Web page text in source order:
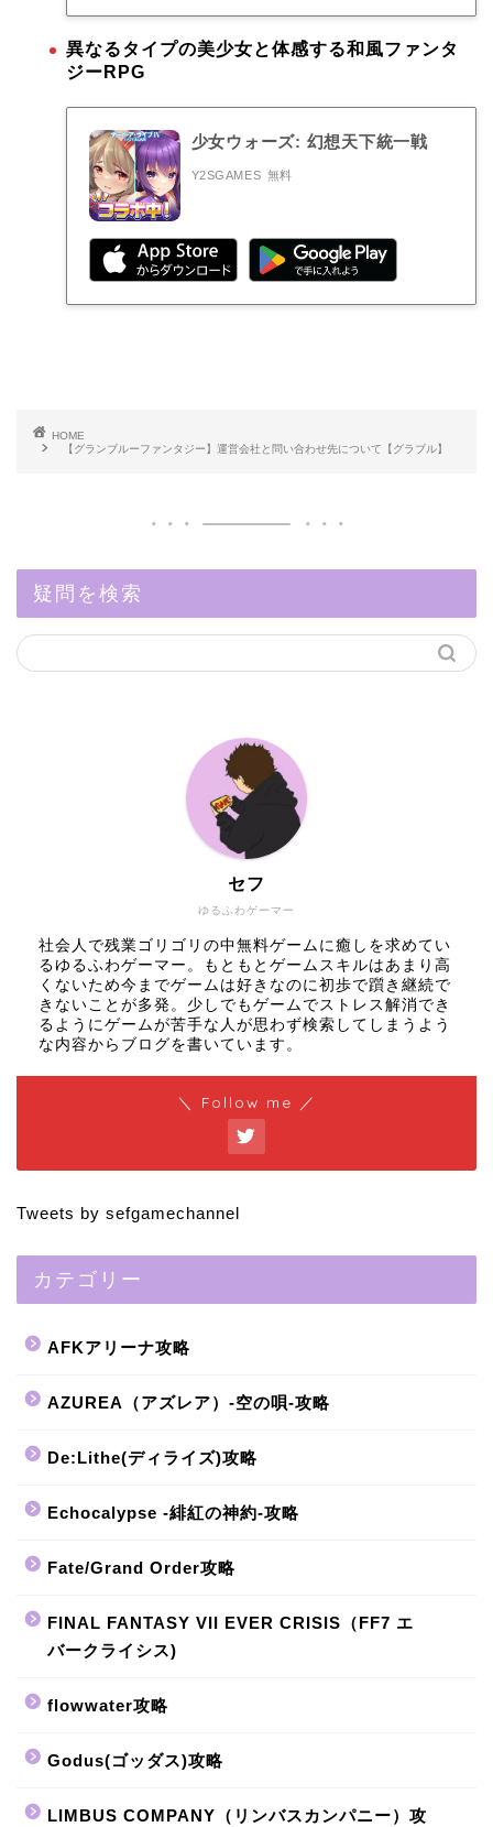
異なるタイプの美少女と体感する和風ファンタ
ジーRPG
少女ウォーズ: 幻想天下統一戦
Y2SGAMES 無料
HOME
【グランブルーファンタジー】運営会社と問い合わせ先について【グラブル】
疑問を検索
ゆるふわゲーマー
セフ
社会人で残業ゴリゴリの中無料ゲームに癒しを求めてい
るゆるふわゲーマー。もともとゲームスキルはあまり高
くないため今までゲームは好きなのに初歩で躓き継続で
きないことが多発。少しでもゲームでストレス解消でき
るようにゲームが苦手な人が思わず検索してしまうよう
な内容からブログを書いています。
＼ Follow me ／
Tweets by sefgamechannel
カテゴリー
AFKアリーナ攻略
AZUREA（アズレア）-空の唄-攻略
De:Lithe(ディライズ)攻略
Echocalypse -緋紅の神約-攻略
Fate/Grand Order攻略
FINAL FANTASY VII EVER CRISIS（FF7 エ
バークライシス)
flowwater攻略
Godus(ゴッダス)攻略
LIMBUS COMPANY（リンバスカンパニー）攻